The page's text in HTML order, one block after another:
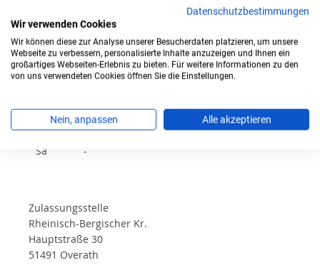
Di
08:00 - 12:30
Mi
08:00 - 12:30
08:00 - 12:30
Sa
-
Zulassungsstelle
Rheinisch-Bergischer Kr.
Hauptstraße 30
51491 Overath
Datenschutzbestimmungen
Wir verwenden Cookies
Wir können diese zur Analyse unserer Besucherdaten platzieren, um unsere
Webseite zu verbessern, personalisierte Inhalte anzuzeigen und Ihnen ein
großartiges Webseiten-Erlebnis zu bieten. Für weitere Informationen zu den
von uns verwendeten Cookies öffnen Sie die Einstellungen.
Nein, anpassen Alle akzeptieren